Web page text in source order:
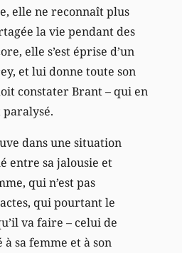
elle ne reconnaît plus
la vie pendant des
elle s’est éprise d’un
et lui donne toute son
constater Brant – qui en
dans une situation
entre sa jalousie et
qui n’est pas
qui pourtant le
va faire – celui de
sa femme et à son